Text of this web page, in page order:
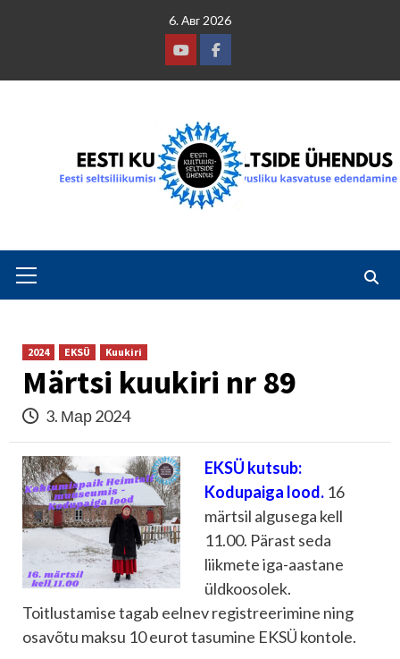
6. Авг 2026
YoutubeFacebook
Menu
2024 EKSÜ Kuukiri
Märtsi kuukiri nr 89
3. Мар 2024
EKSÜ kutsub:
Kodupaiga lood. 16
märtsil algusega kell
11.00. Pärast seda
liikmete iga-aastane
üldkoosolek.
Toitlustamise tagab eelnev registreerimine ning
osavõtu maksu 10 eurot tasumine EKSÜ kontole.